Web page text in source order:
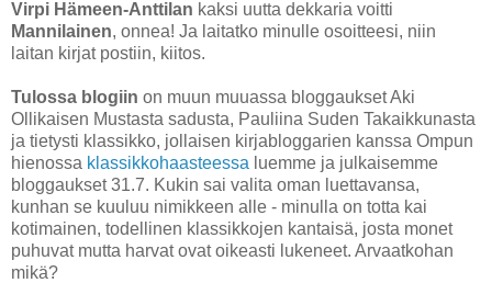
Virpi Hämeen-Anttilan kaksi uutta dekkaria voitti
Mannilainen, onnea! Ja laitatko minulle osoitteesi, niin
laitan kirjat postiin, kiitos.
Tulossa blogiin on muun muuassa bloggaukset Aki
Ollikaisen Mustasta sadusta, Pauliina Suden Takaikkunasta
ja tietysti klassikko, jollaisen kirjabloggarien kanssa Ompun
hienossa klassikkohaasteessa luemme ja julkaisemme
bloggaukset 31.7. Kukin sai valita oman luettavansa,
kunhan se kuuluu nimikkeen alle - minulla on totta kai
kotimainen, todellinen klassikkojen kantaisä, josta monet
puhuvat mutta harvat ovat oikeasti lukeneet. Arvaatkohan
mikä?